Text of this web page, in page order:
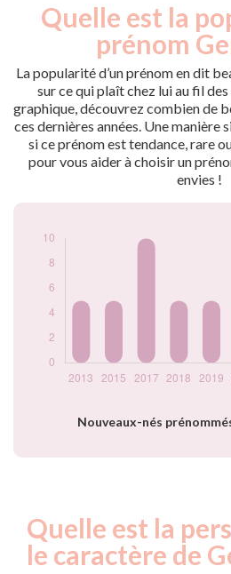
Quelle est la
prénom
La popularité d’un prénom en dit
sur ce qui plaît chez lui au fil
graphique, découvrez combien de
ces dernières années. Une manière
si ce prénom est tendance, rare
pour vous aider à choisir un
envies !
Nouveaux-nés
Popularité du
Année
Nouveaux-
nés
2015
5
2017
10
2018
5
2019
5
2020
5
2022
5
Quelle est la
le caractère de